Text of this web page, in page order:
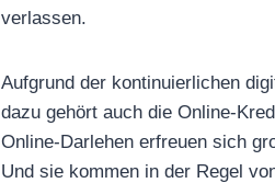
verlassen.
Aufgrund der kontinuierlichen
dazu gehört auch die Online-
Online-Darlehen erfreuen sich
Und sie kommen in der Regel